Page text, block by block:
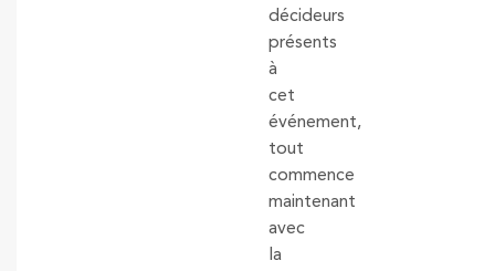
décideurs
présents
à
cet
événement,
tout
commence
maintenant
avec
la